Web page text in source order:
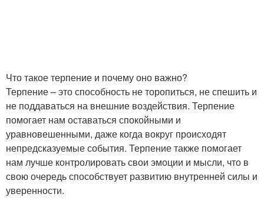
Что такое терпение и почему оно важно?
Терпение – это способность не торопиться, не спешить и
не поддаваться на внешние воздействия. Терпение
помогает нам оставаться спокойными и
уравновешенными, даже когда вокруг происходят
непредсказуемые события. Терпение также помогает
нам лучше контролировать свои эмоции и мысли, что в
свою очередь способствует развитию внутренней силы и
уверенности.